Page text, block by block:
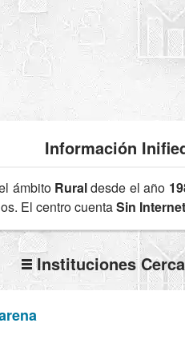
Información
ámbito Ruraldesde el año
El centro cuentaSin Internet
Instituciones